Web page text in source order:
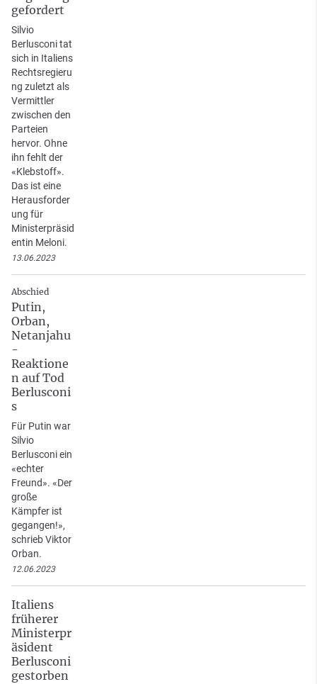
gefordert
Silvio
Berlusconi tat
sich in Italiens
Rechtsregieru
ng zuletzt als
Vermittler
zwischen den
Parteien
hervor. Ohne
ihn fehlt der
«Klebstoff».
Das ist eine
Herausforder
ung für
Ministerpräsid
entin Meloni.
13.06.2023
Abschied
Putin,
Orban,
Netanjahu
-
Reaktione
n auf Tod
Berlusconi
s
Für Putin war
Silvio
Berlusconi ein
«echter
Freund». «Der
große
Kämpfer ist
gegangen!»,
schrieb Viktor
Orban.
12.06.2023
Italiens
früherer
Ministerpr
äsident
Berlusconi
gestorben